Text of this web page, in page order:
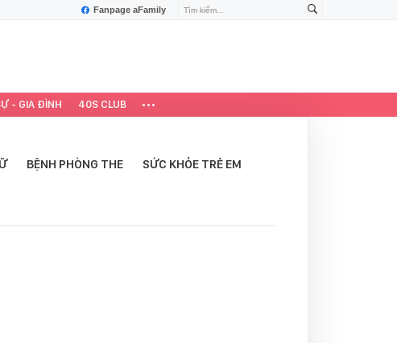
Fanpage aFamily
- GIA ĐÌNH 40S CLUB
BỆNH PHÒNG THE SỨC KHỎE TRẺ EM